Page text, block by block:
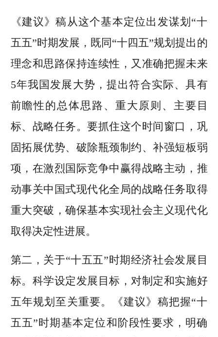
《建议》稿从这个基本定位出发谋划“十
五五”时期发展，既同“十四五”规划提出的
理念和思路保持连续性，又准确把握未来
5年我国发展大势，提出符合实际、具有
前瞻性的总体思路、重大原则、主要目
标、战略任务。要抓住这个时间窗口，巩
固拓展优势、破除瓶颈制约、补强短板弱
项，在激烈国际竞争中赢得战略主动，推
动事关中国式现代化全局的战略任务取得
重大突破，确保基本实现社会主义现代化
取得决定性进展。
第二，关于“十五五”时期经济社会发展目
标。科学设定发展目标，对制定和实施好
五年规划至关重要。《建议》稿把握“十
五五”时期基本定位和阶段性要求，明确